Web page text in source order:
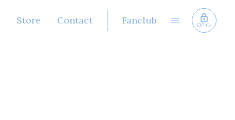
Store Contact Fanclub ログイン